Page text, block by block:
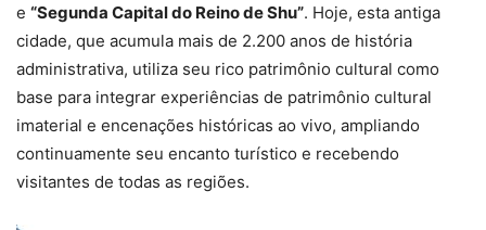
e “Segunda Capital do Reino de Shu”. Hoje, esta antiga
cidade, que acumula mais de 2.200 anos de história
administrativa, utiliza seu rico patrimônio cultural como
base para integrar experiências de patrimônio cultural
imaterial e encenações históricas ao vivo, ampliando
continuamente seu encanto turístico e recebendo
visitantes de todas as regiões.